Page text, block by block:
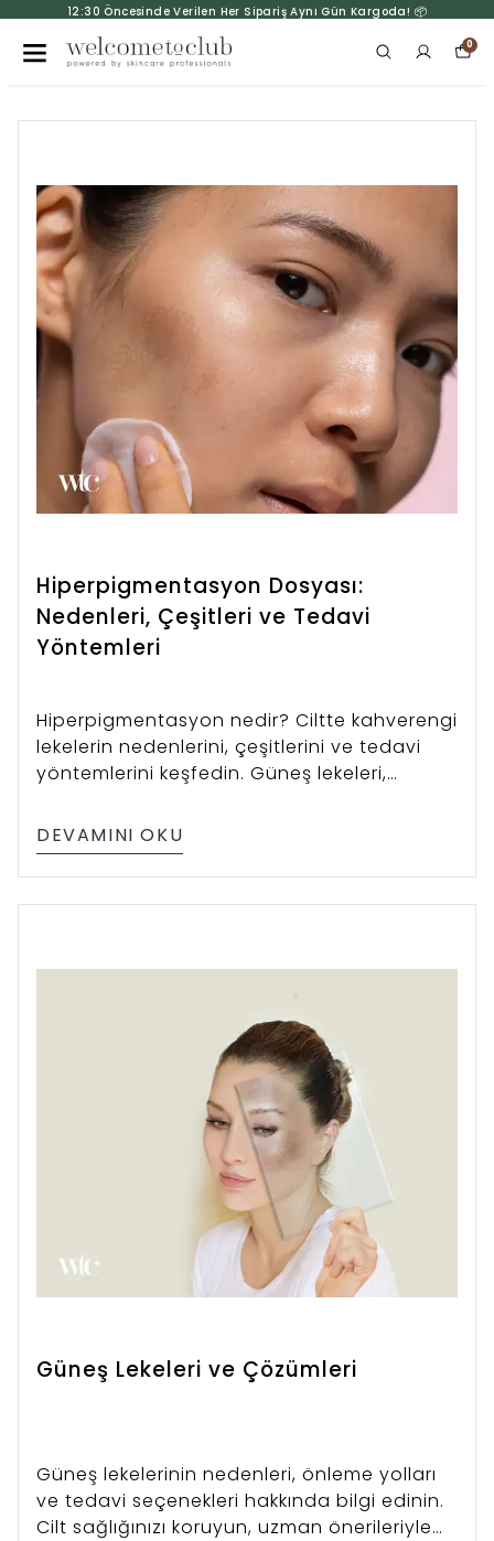
12:30 Öncesinde Verilen Her Sipariş Aynı Gün Kargoda! 📦
0
Hiperpigmentasyon Dosyası:
Nedenleri, Çeşitleri ve Tedavi
Yöntemleri
Hiperpigmentasyon nedir? Ciltte kahverengi
lekelerin nedenlerini, çeşitlerini ve tedavi
yöntemlerini keşfedin. Güneş lekeleri,
yaşlanmasına karşı etkili çözümleri öğrenin.
DEVAMINI OKU
Güneş Lekeleri ve Çözümleri
Güneş lekelerinin nedenleri, önleme yolları
ve tedavi seçenekleri hakkında bilgi edinin.
Cilt sağlığınızı koruyun, uzman önerileriyle